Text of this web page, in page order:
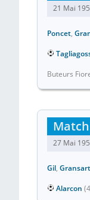
21 Mai
Poncet,
Buteurs
27 Mai
Gil, Gransart
Alarcon